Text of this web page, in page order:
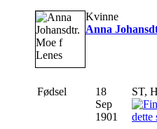
Kvinne
Anna
Fødsel
18
Sep
1901
ST,